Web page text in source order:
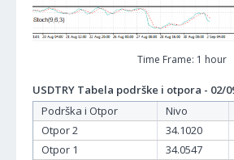
Time Frame: 1 hour
USDTRY Tabela podrške i otpora - 02/
Podrška i Otpor
Nivo
Otpor 2
34.1020
Otpor 1
34.0547